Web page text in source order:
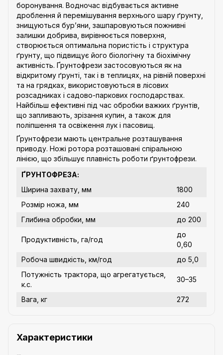
боронування. Водночас відбувається активне
дроблення й перемішування верхнього шару ґрунту,
знищуються бур’яни, зашпаровуються пожнивні
залишки добрива, вирівнюється поверхня,
створюється оптимальна пористість і структура
ґрунту, що підвищує його біологічну та біохімічну
активність. Ґрунтофрези застосовуються як на
відкритому ґрунті, так і в теплицях, на рівній поверхні
та на грядках, використовуються в лісових
розсадниках і садово-паркових господарствах.
Найбільш ефективні під час обробки важких ґрунтів,
що запливають, зрізання купин, а також для
поліпшення та освіження лук і пасовищ.
Ґрунтофрези мають центральне розташування
приводу. Ножі ротора розташовані спіральною
лінією, що збільшує плавність роботи ґрунтофрези.
ҐРУНТОФРЕЗА:
Ширина захвату, мм
1800
Розмір ножа, мм
240
Глибина обробки, мм
до 200
Продуктивність, га/год
до
0,60
Робоча швидкість, км/год
до 5,0
Потужність трактора, що агрегатується,
к.с.
30–35
Вага, кг 272
Характеристики